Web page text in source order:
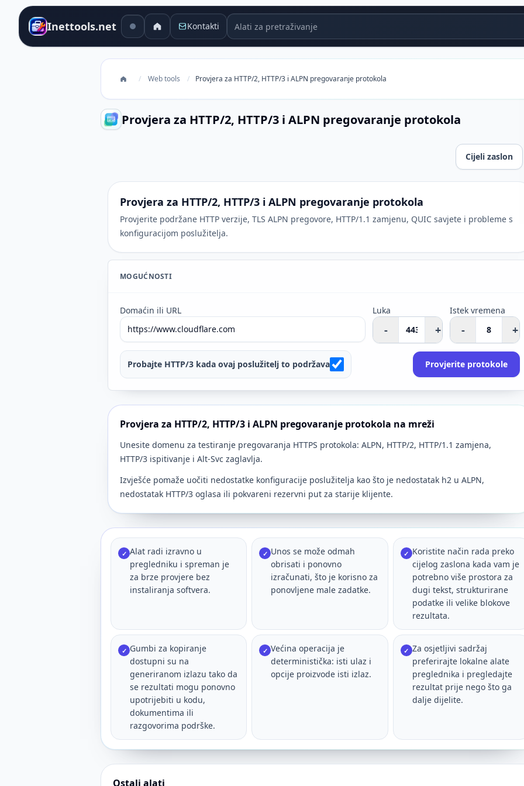
Inettools.net Kontakti Alati za pretraživanje
/ Web tools / Provjera za HTTP/2, HTTP/3 i ALPN pregovaranje protokola
Provjera za HTTP/2, HTTP/3 i ALPN pregovaranje protokola
Cijeli zaslon
Provjera za HTTP/2, HTTP/3 i ALPN pregovaranje protokola
Provjerite podržane HTTP verzije, TLS ALPN pregovore, HTTP/1.1 zamjenu, QUIC savjete i probleme s
konfiguracijom poslužitelja.
MOGUĆNOSTI
Domaćin ili URL Luka
- +
Istek vremena
- +
Probajte HTTP/3 kada ovaj poslužitelj to podržava Provjerite protokole
Provjera za HTTP/2, HTTP/3 i ALPN pregovaranje protokola na mreži
Unesite domenu za testiranje pregovaranja HTTPS protokola: ALPN, HTTP/2, HTTP/1.1 zamjena,
HTTP/3 ispitivanje i Alt-Svc zaglavlja.
Izvješće pomaže uočiti nedostatke konfiguracije poslužitelja kao što je nedostatak h2 u ALPN,
nedostatak HTTP/3 oglasa ili pokvareni rezervni put za starije klijente.
✓ Alat radi izravno u
pregledniku i spreman je
za brze provjere bez
instaliranja softvera.
✓ Unos se može odmah
obrisati i ponovno
izračunati, što je korisno za
ponovljene male zadatke.
✓ Koristite način rada preko
cijelog zaslona kada vam je
potrebno više prostora za
dugi tekst, strukturirane
podatke ili velike blokove
rezultata.
✓ Gumbi za kopiranje
dostupni su na
generiranom izlazu tako da
se rezultati mogu ponovno
upotrijebiti u kodu,
dokumentima ili
razgovorima podrške.
✓ Većina operacija je
deterministička: isti ulaz i
opcije proizvode isti izlaz.
✓ Za osjetljivi sadržaj
preferirajte lokalne alate
preglednika i pregledajte
rezultat prije nego što ga
dalje dijelite.
Ostali alati